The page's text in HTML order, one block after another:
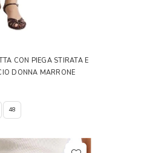
CON PIEGA STIRATA E
DONNA MARRONE
48